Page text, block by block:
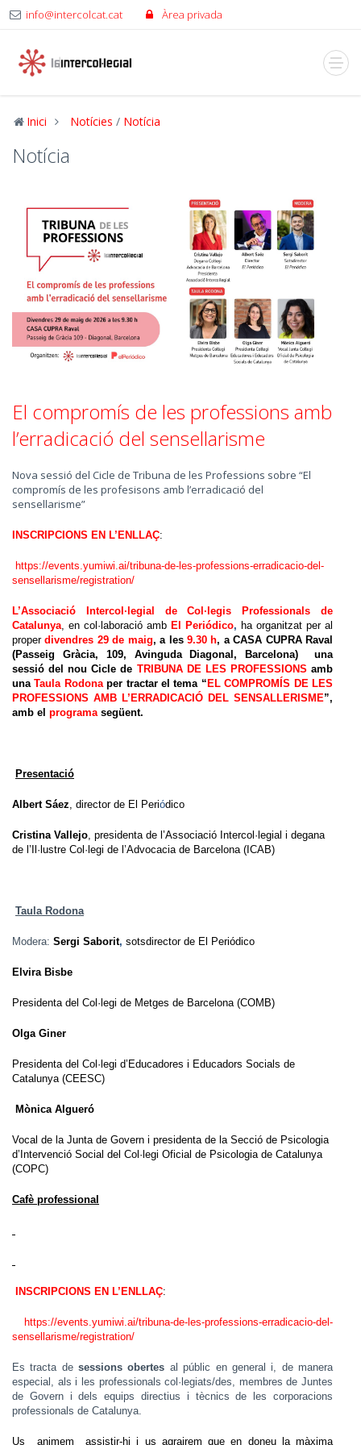
info@intercolcat.cat Àrea privada
Inici Notícies / Notícia
Notícia
El compromís de les professions amb
l’erradicació del sensellarisme
Nova sessió del Cicle de Tribuna de les Professions sobre “El
compromís de les profesisons amb l’erradicació del
sensellarisme”
INSCRIPCIONS EN L’ENLLAÇ:
https://events.yumiwi.ai/tribuna-de-les-professions-erradicacio-del-
sensellarisme/registration/
L’Associació Intercol·legial de Col·legis Professionals de
Catalunya , en col·laboració amb El Periódico, ha organitzat per al
proper divendres 29 de maig, a les 9.30 h, a CASA CUPRA Raval
(Passeig Gràcia, 109, Avinguda Diagonal, Barcelona) una
sessió del nou Cicle de TRIBUNA DE LES PROFESSIONSamb
unaTaula Rodonaper tractar el tema “ EL COMPROMÍS DE LES
PROFESSIONS AMB L’ERRADICACIÓ DEL SENSALLERISME”,
amb el programa següent.
Presentació
Albert Sáez , director de El Periódico
Cristina Vallejo , presidenta de l’Associació Intercol·legial i degana
de l’Il·lustre Col·legi de l’Advocacia de Barcelona (ICAB)
Taula Rodona
Modera: Sergi Saborit, sotsdirector de El Periódico
Elvira Bisbe
Presidenta del Col·legi de Metges de Barcelona (COMB)
Olga Giner
Presidenta del Col·legi d’Educadores i Educadors Socials de
Catalunya (CEESC)
Mònica Algueró
Vocal de la Junta de Govern i presidenta de la Secció de Psicologia
d’Intervenció Social del Col·legi Oficial de Psicologia de Catalunya
(COPC)
Cafè professional
INSCRIPCIONS EN L’ENLLAÇ:
https://events.yumiwi.ai/tribuna-de-les-professions-erradicacio-del-
sensellarisme/registration/
Es tracta desessions obertes al públic en general i, de manera
especial, als i les professionals col·legiats/des, membres de Juntes
de Govern i dels equips directius i tècnics de les corporacions
professionals de Catalunya.
Us animem assistir-hi i us agrairem que en doneu la màxima